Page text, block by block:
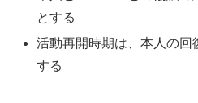
とする
活動再開時期は、本人の回
する